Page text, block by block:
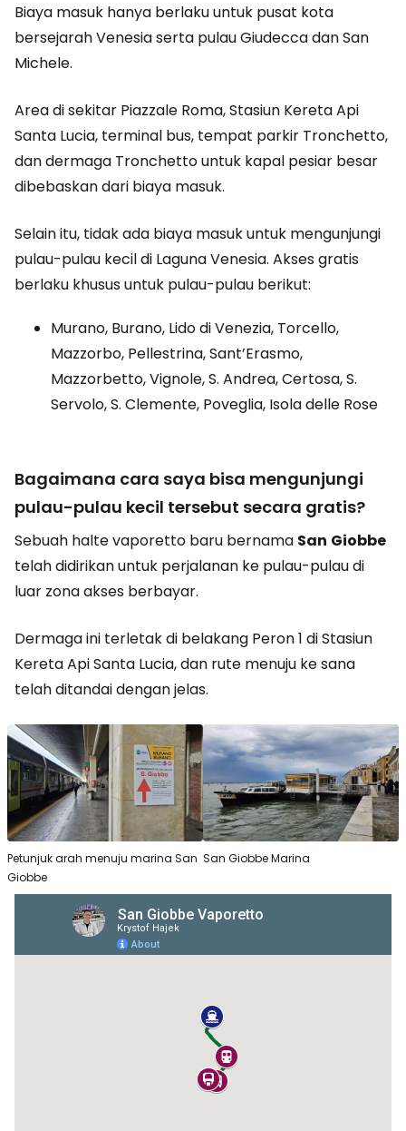
Biaya masuk hanya berlaku untuk pusat kota
bersejarah Venesia serta pulau Giudecca dan San
Michele.
Area di sekitar Piazzale Roma, Stasiun Kereta Api
Santa Lucia, terminal bus, tempat parkir Tronchetto,
dan dermaga Tronchetto untuk kapal pesiar besar
dibebaskan dari biaya masuk.
Selain itu, tidak ada biaya masuk untuk mengunjungi
pulau-pulau kecil di Laguna Venesia. Akses gratis
berlaku khusus untuk pulau-pulau berikut:
Murano, Burano, Lido di Venezia, Torcello,
Mazzorbo, Pellestrina, Sant’Erasmo,
Mazzorbetto, Vignole, S. Andrea, Certosa, S.
Servolo, S. Clemente, Poveglia, Isola delle Rose
Bagaimana cara saya bisa mengunjungi
pulau-pulau kecil tersebut secara gratis?
Sebuah halte vaporetto baru bernama San Giobbe
telah didirikan untuk perjalanan ke pulau-pulau di
luar zona akses berbayar.
Dermaga ini terletak di belakang Peron 1 di Stasiun
Kereta Api Santa Lucia, dan rute menuju ke sana
telah ditandai dengan jelas.
Petunjuk arah menuju marina San
Giobbe
San Giobbe Marina